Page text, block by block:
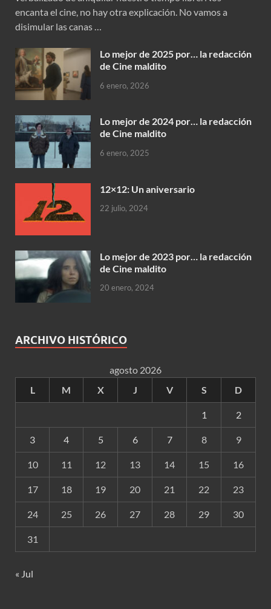
encanta el cine, no hay otra explicación. No vamos a
disimular las canas …
Lo mejor de 2025 por… la redacción
de Cine maldito
6 enero, 2026
Lo mejor de 2024 por… la redacción
de Cine maldito
6 enero, 2025
12×12: Un aniversario
22 julio, 2024
Lo mejor de 2023 por… la redacción
de Cine maldito
20 enero, 2024
ARCHIVO HISTÓRICO
agosto 2026
L
M X J V S D
1 2
3 4 5 6 7 8 9
10 11 12 13 14 15 16
17 18 19 20 21 22 23
24 25 26 27 28 29 30
31
« Jul